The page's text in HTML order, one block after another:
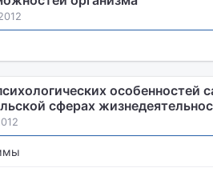
особенностей
сферах